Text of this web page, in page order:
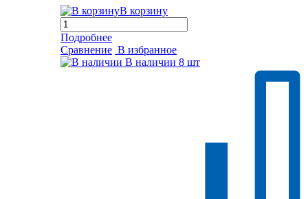
В корзину
Подробнее
Сравнение В избранное
В наличии 8 шт